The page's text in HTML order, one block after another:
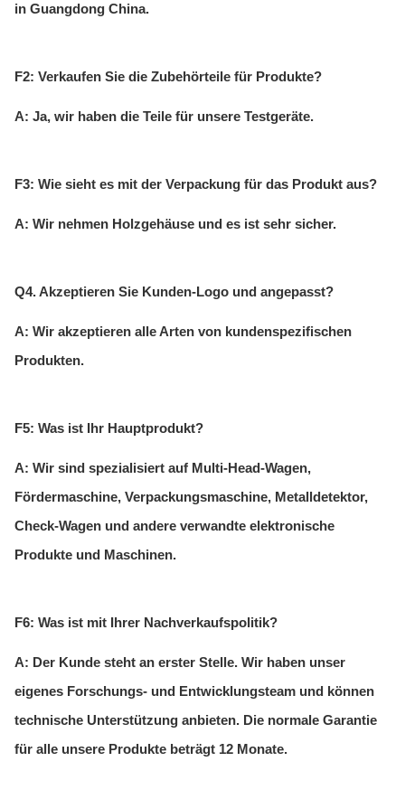
in Guangdong China.
F2: Verkaufen Sie die Zubehörteile für Produkte?
A: Ja, wir haben die Teile für unsere Testgeräte.
F3: Wie sieht es mit der Verpackung für das Produkt aus?
A: Wir nehmen Holzgehäuse und es ist sehr sicher.
Q4. Akzeptieren Sie Kunden-Logo und angepasst?
A: Wir akzeptieren alle Arten von kundenspezifischen
Produkten.
F5: Was ist Ihr Hauptprodukt?
A: Wir sind spezialisiert auf Multi-Head-Wagen,
Fördermaschine, Verpackungsmaschine, Metalldetektor,
Check-Wagen und andere verwandte elektronische
Produkte und Maschinen.
F6: Was ist mit Ihrer Nachverkaufspolitik?
A: Der Kunde steht an erster Stelle. Wir haben unser
eigenes Forschungs- und Entwicklungsteam und können
technische Unterstützung anbieten. Die normale Garantie
für alle unsere Produkte beträgt 12 Monate.